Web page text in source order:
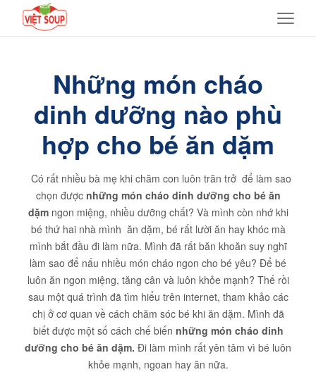
Những món cháo
dinh dưỡng nào phù
hợp cho bé ăn dặm
Có rất nhiều bà mẹ khi chăm con luôn trăn trở để làm sao
chọn được những món cháo dinh dưỡng cho bé ăn
dặm ngon miệng, nhiều dưỡng chất? Và mình còn nhớ khi
bé thứ hai nhà mình ăn dặm, bé rất lười ăn hay khóc mà
mình bắt đầu đi làm nữa. Mình đã rất băn khoăn suy nghĩ
làm sao để nấu nhiều món cháo ngon cho bé yêu? Để bé
luôn ăn ngon miệng, tăng cân và luôn khỏe mạnh? Thế rồi
sau một quá trình đã tìm hiểu trên internet, tham khảo các
chị ở cơ quan về cách chăm sóc bé khi ăn dặm. Mình đã
biết được một số cách chế biến những món cháo dinh
dưỡng cho bé ăn dặm. Đi làm mình rất yên tâm vì bé luôn
khỏe mạnh, ngoan hay ăn nữa.